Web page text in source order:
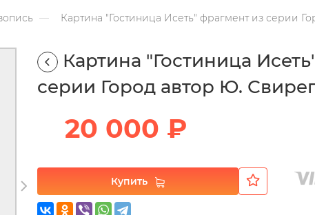
Картина "Гостиница Исеть" фрагмент из серии
Картина "Гостиница
серии Город автор Ю.
20 000 ₽
Купить